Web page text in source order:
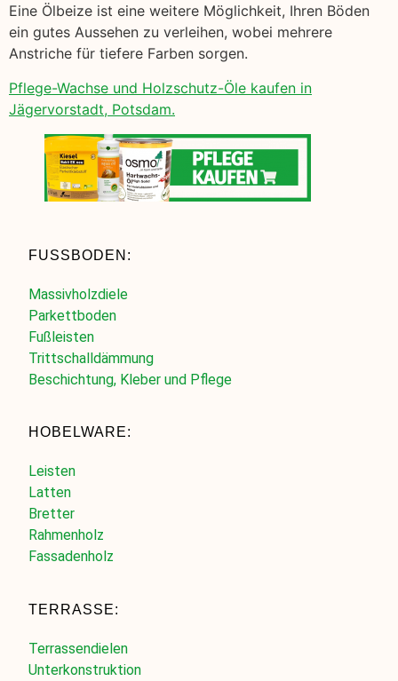
Eine Ölbeize ist eine weitere Möglichkeit, Ihren Böden
ein gutes Aussehen zu verleihen, wobei mehrere
Anstriche für tiefere Farben sorgen.
Pflege-Wachse und Holzschutz-Öle kaufen in
Jägervorstadt, Potsdam.
FUSSBODEN:
Massivholzdiele
Parkettboden
Fußleisten
Trittschalldämmung
Beschichtung, Kleber und Pflege
HOBELWARE:
Leisten
Latten
Bretter
Rahmenholz
Fassadenholz
TERRASSE:
Terrassendielen
Unterkonstruktion